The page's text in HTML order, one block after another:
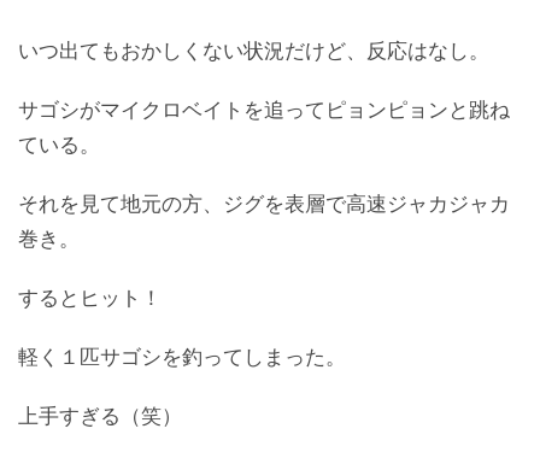
いつ出てもおかしくない状況だけど、反応はなし。
サゴシがマイクロベイトを追ってピョンピョンと跳ね
ている。
それを見て地元の方、ジグを表層で高速ジャカジャカ
巻き。
するとヒット！
軽く１匹サゴシを釣ってしまった。
上手すぎる（笑）